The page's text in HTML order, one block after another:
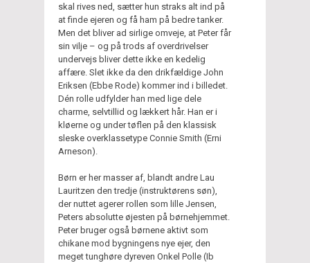
skal rives ned, sætter hun straks alt ind på
at finde ejeren og få ham på bedre tanker.
Men det bliver ad sirlige omveje, at Peter får
sin vilje – og på trods af overdrivelser
undervejs bliver dette ikke en kedelig
affære. Slet ikke da den drikfældige John
Eriksen (Ebbe Rode) kommer ind i billedet.
Dén rolle udfylder han med lige dele
charme, selvtillid og lækkert hår. Han er i
kløerne og under tøflen på den klassisk
sleske overklassetype Connie Smith (Erni
Arneson).
Børn er her masser af, blandt andre Lau
Lauritzen den tredje (instruktørens søn),
der nuttet agerer rollen som lille Jensen,
Peters absolutte øjesten på børnehjemmet.
Peter bruger også børnene aktivt som
chikane mod bygningens nye ejer, den
meget tunghøre dyreven Onkel Polle (Ib